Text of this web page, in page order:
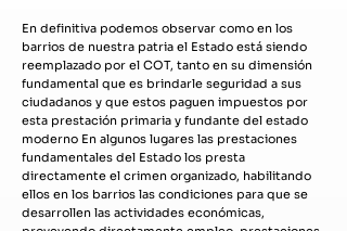
En definitiva podemos observar como en los
barrios de nuestra patria el Estado está siendo
reemplazado por el COT, tanto en su dimensión
fundamental que es brindarle seguridad a sus
ciudadanos y que estos paguen impuestos por
esta prestación primaria y fundante del estado
moderno En algunos lugares las prestaciones
fundamentales del Estado los presta
directamente el crimen organizado, habilitando
ellos en los barrios las condiciones para que se
desarrollen las actividades económicas,